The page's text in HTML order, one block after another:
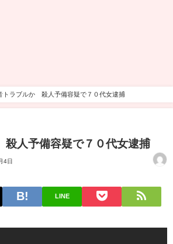
トラブルか 殺人予備容疑で７０代女逮捕
人予備容疑で７０代女逮捕
4日
LINE